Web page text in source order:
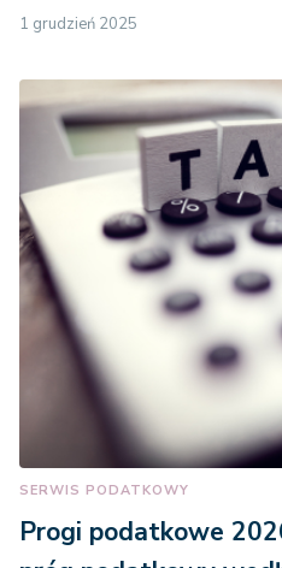
1 grudzień 2025
SERWIS PODATKOWY
Progi podatkowe